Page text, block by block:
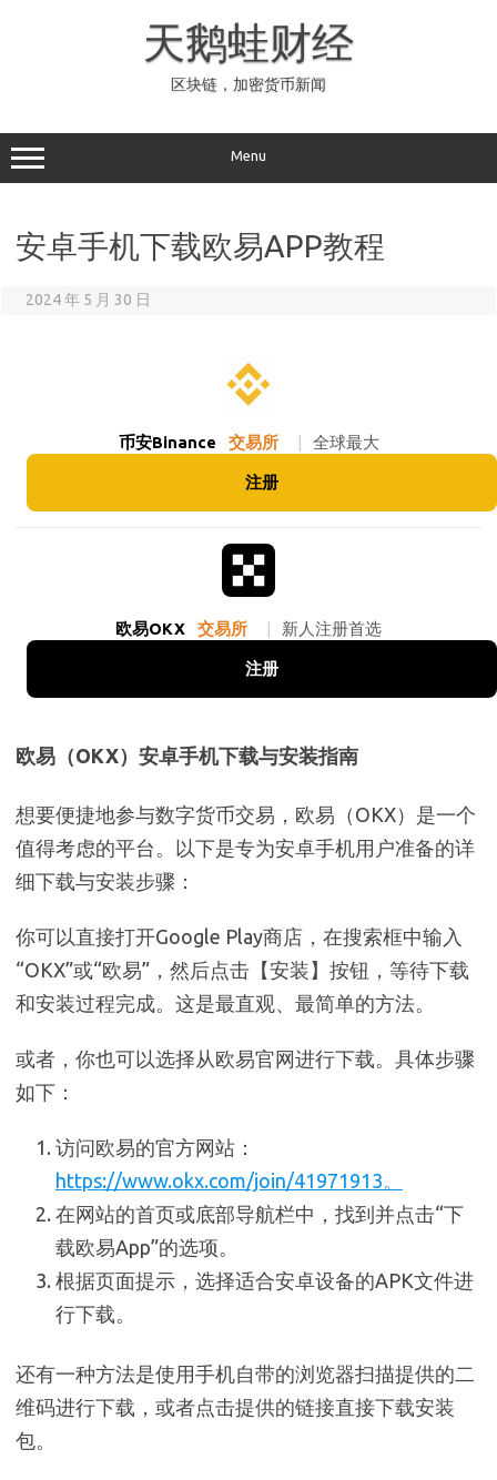
天鹅蛙财经
区块链，加密货币新闻
Menu
安卓手机下载欧易APP教程
2024 年 5 月 30 日
币安Binance 交易所 | 全球最大
注册
欧易OKX 交易所 | 新人注册首选
注册
欧易（OKX）安卓手机下载与安装指南
想要便捷地参与数字货币交易，欧易（OKX）是一个
值得考虑的平台。以下是专为安卓手机用户准备的详
细下载与安装步骤：
你可以直接打开Google Play商店，在搜索框中输入
“OKX”或“欧易”，然后点击【安装】按钮，等待下载
和安装过程完成。这是最直观、最简单的方法。
或者，你也可以选择从欧易官网进行下载。具体步骤
如下：
访问欧易的官方网站：
https://www.okx.com/join/41971913。
在网站的首页或底部导航栏中，找到并点击“下
载欧易App”的选项。
根据页面提示，选择适合安卓设备的APK文件进
行下载。
还有一种方法是使用手机自带的浏览器扫描提供的二
维码进行下载，或者点击提供的链接直接下载安装
包。